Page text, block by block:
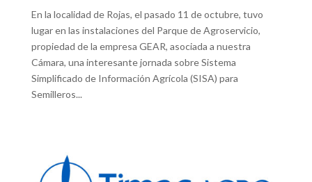
En la localidad de Rojas, el pasado 11 de octubre, tuvo
lugar en las instalaciones del Parque de Agroservicio,
propiedad de la empresa GEAR, asociada a nuestra
Cámara, una interesante jornada sobre Sistema
Simplificado de Información Agrícola (SISA) para
Semilleros...